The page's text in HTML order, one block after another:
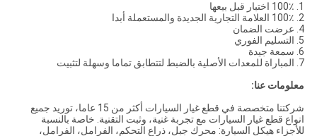
1. 100٪ اختبار قبل بيعها
2. 100٪ العلامة التجارية الجديدة والمستعملة أبدا
4. عرضت الضمان
5. التسليم الفوري
6. سمعة جيدة
7. المباراة للمعدات الأصلية بالضبط لتتطابق تماما وسهلة لتثبيت
معلومات عنا:
شركتنا متخصصة في قطع غيار السيارات أكثر من 15 عاما، توريد جميع
انواع قطع غيار السيارات مع تجربة غنية، وثبت التقنية. خاصة بالنسبة
للأجزاء هيكل السيارة: محرك جبل، ذراع التحكم، الفرامل، الفرامل،